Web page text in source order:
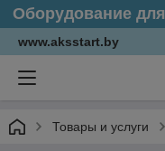
Оборудование
www.aksstart.by
Товары и услуги